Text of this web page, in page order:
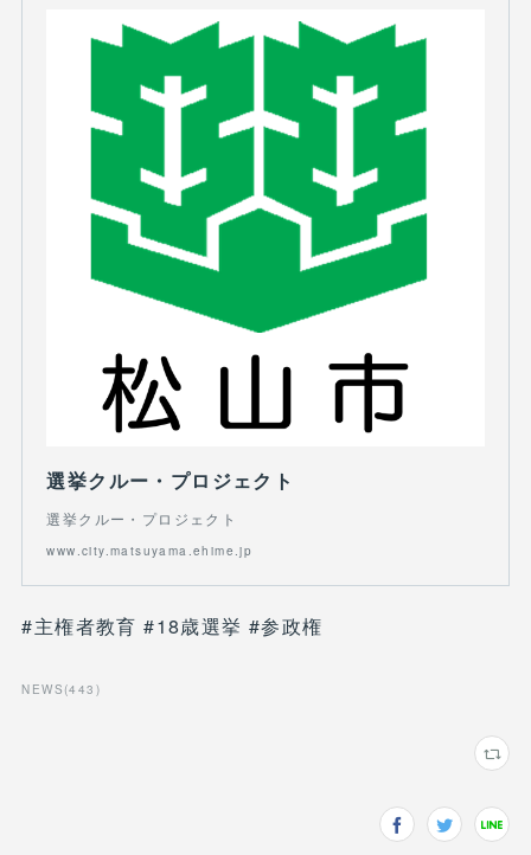
選挙クルー・プロジェクト
選挙クルー・プロジェクト
www.city.matsuyama.ehime.jp
#主権者教育 #18歳選挙 #参政権
NEWS (443 )